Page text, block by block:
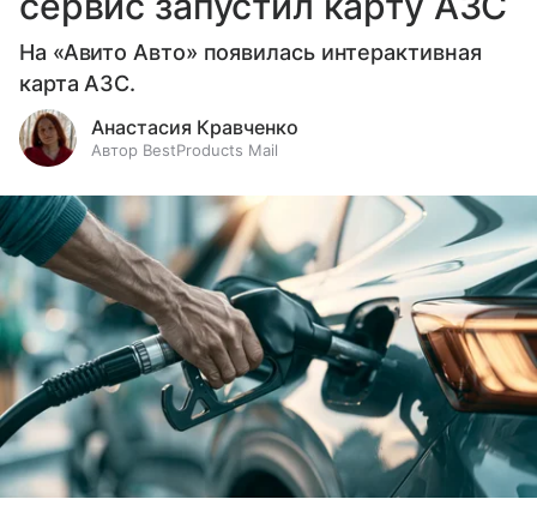
На «Авито Авто» появилась интерактивная
карта АЗС.
Анастасия Кравченко
Автор BestProducts Mail